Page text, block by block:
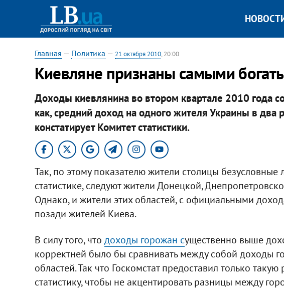
Главная — Политика — 21 октября 2010, 20:00
Киевляне признаны самыми
Доходы киевлянина во втором квартале 2010 года
как, средний доход на одного жителя Украины в два
констатирует Комитет статистики.
Так, по этому показателю жители столицы безусловные
статистике, следуют жители Донецкой,
Однако, и жители этих областей, с официальными
позади жителей Киева.
В силу того, что доходы горожан существенно выше
корректней было бы сравнивать между собой доходы
областей. Так что Госкомстат предоставил только
статистику, чтобы не акцентировать разницы между